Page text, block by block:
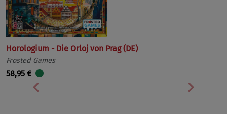
Horologium - Die Orloj von Prag (DE)
Frosted Games
58,95 €
Vorherige